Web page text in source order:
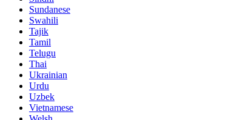
Sundanese
Swahili
Tajik
Tamil
Telugu
Thai
Ukrainian
Urdu
Uzbek
Vietnamese